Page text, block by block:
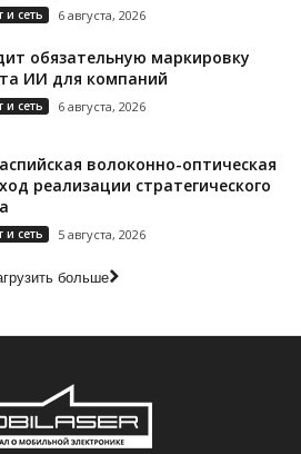
и сеть 6 августа, 2026
обязательную маркировку
ИИ для компаний
и сеть 6 августа, 2026
волоконно-оптическая
реализации стратегического
и сеть 5 августа, 2026
больше